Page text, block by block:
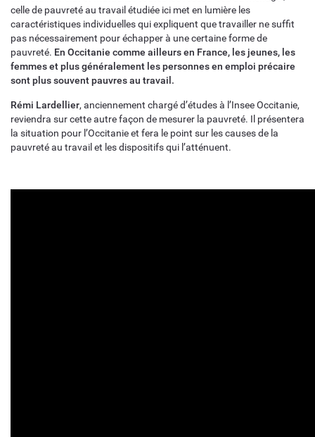
celle de pauvreté au travail étudiée ici met en lumière les
caractéristiques individuelles qui expliquent que travailler ne suffit
pas nécessairement pour échapper à une certaine forme de
pauvreté. En Occitanie comme ailleurs en France, les jeunes, les
femmes et plus généralement les personnes en emploi précaire
sont plus souvent pauvres au travail.
Rémi Lardellier, anciennement chargé d’études à l’Insee Occitanie,
reviendra sur cette autre façon de mesurer la pauvreté. Il présentera
la situation pour l’Occitanie et fera le point sur les causes de la
pauvreté au travail et les dispositifs qui l’atténuent.